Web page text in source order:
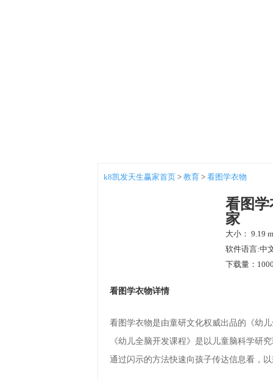
k8凯发天生赢家首页 > 教育 > 看图学衣物
看图
家
大小： 9.19
软件语言:中
下载量：
看图学衣物详情
看图学衣物是由童研文化权威出品的《幼
《幼儿全脑开发课程》是以儿童脑科学研
通过闪示的方法快速向孩子传达信息看，